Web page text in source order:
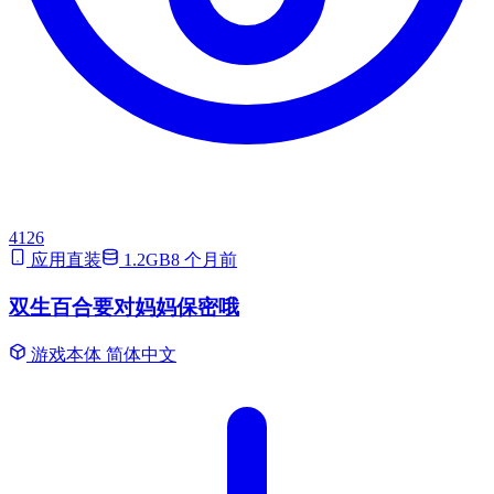
4126
应用直装
1.2GB8 个月前
双生百合要对妈妈保密哦
游戏本体 简体中文